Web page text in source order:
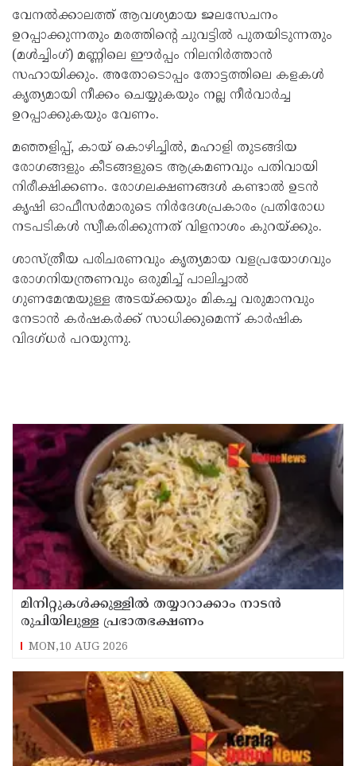
വേനൽക്കാലത്ത് ആവശ്യമായ ജലസേചനം
ഉറപ്പാക്കുന്നതും മരത്തിന്റെ ചുവട്ടിൽ പുതയിടുന്നതും
(മൾച്ചിംഗ്) മണ്ണിലെ ഈർപ്പം നിലനിർത്താൻ
സഹായിക്കും. അതോടൊപ്പം തോട്ടത്തിലെ കളകൾ
കൃത്യമായി നീക്കം ചെയ്യുകയും നല്ല നീർവാർച്ച
ഉറപ്പാക്കുകയും വേണം.
മഞ്ഞളിപ്പ്, കായ് കൊഴിച്ചിൽ, മഹാളി തുടങ്ങിയ
രോഗങ്ങളും കീടങ്ങളുടെ ആക്രമണവും പതിവായി
നിരീക്ഷിക്കണം. രോഗലക്ഷണങ്ങൾ കണ്ടാൽ ഉടൻ
കൃഷി ഓഫീസർമാരുടെ നിർദേശപ്രകാരം പ്രതിരോധ
നടപടികൾ സ്വീകരിക്കുന്നത് വിളനാശം കുറയ്ക്കും.
ശാസ്ത്രീയ പരിചരണവും കൃത്യമായ വളപ്രയോഗവും
രോഗനിയന്ത്രണവും ഒരുമിച്ച് പാലിച്ചാൽ
ഗുണമേന്മയുള്ള അടയ്ക്കയും മികച്ച വരുമാനവും
നേടാൻ കർഷകർക്ക് സാധിക്കുമെന്ന് കാർഷിക
വിദഗ്ധർ പറയുന്നു.
മിനിറ്റുകൾക്കുള്ളിൽ തയ്യാറാക്കാം നാടൻ
രുചിയിലുള്ള പ്രഭാതഭക്ഷണം
MON,10 AUG 2026